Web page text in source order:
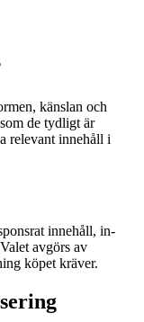
känslan och
de tydligt är
relevant innehåll i
innehåll, in-
avgörs av
köpet kräver.